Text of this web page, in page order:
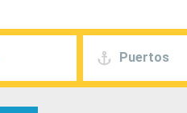
Puertos